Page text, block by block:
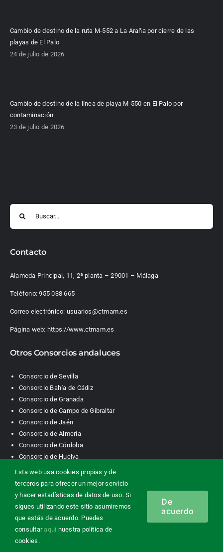
Cambio de destino de la ruta M-552 a La Araña por cierre de las
playas de El Palo
24 de julio de 2026
Cambio de destino de la línea de playa M-550 en El Palo por
contaminación
23 de julio de 2026
Contacto
Alameda Principal, 11, 2ª planta – 29001 – Málaga
Teléfono:955 038 665
Correo electrónico: usuarios@ctmam.es
Página web: https://www.ctmam.es
Otros Consorcios andaluces
Consorcio de Sevilla
Consorcio Bahía de Cádiz
Consorcio de Granada
Consorcio de Campo de Gibraltar
Consorcio de Jaén
Consorcio de Almería
Consorcio de Córdoba
Consorcio de Huelva
Consorcio de Transporte Metropolitano. Área de Málaga |
Contacto| Información legal Política de privacidad|
Esta web usa cookies propias y de
terceros para ofrecer un mejor servicio
y hacer estadísticas de datos de uso. Si
sigues utilizando este sitio asumiremos
que estás de acuerdo. Puedes
consultar aquí nuestra política de
cookies.
De
acuerdo